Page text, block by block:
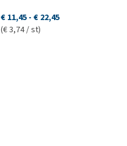
€ 11,45 - € 22,45
(€ 3,74 / st)